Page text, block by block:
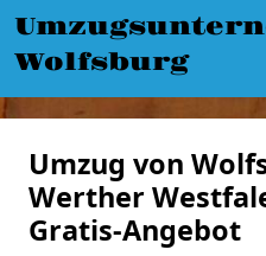
Wolfsburg
Umzug von
Werther
Gratis-Angebot